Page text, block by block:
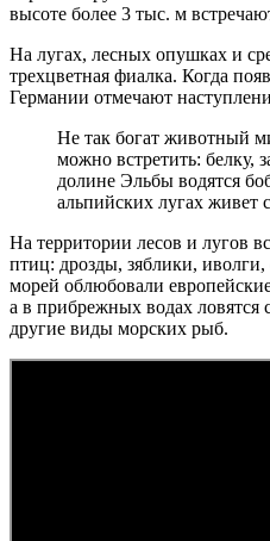
высоте более 3 тыс. м
На лугах, лесных опушках и
трехцветная фиалка. Когда
Германии отмечают
Не так богат животный
можно встретить: белку,
долине Эльбы водятся
альпийских лугах живет
На территории лесов и лугов
птиц: дрозды, зяблики,
морей облюбовали
а в прибрежных водах ловятся
другие виды морских рыб.